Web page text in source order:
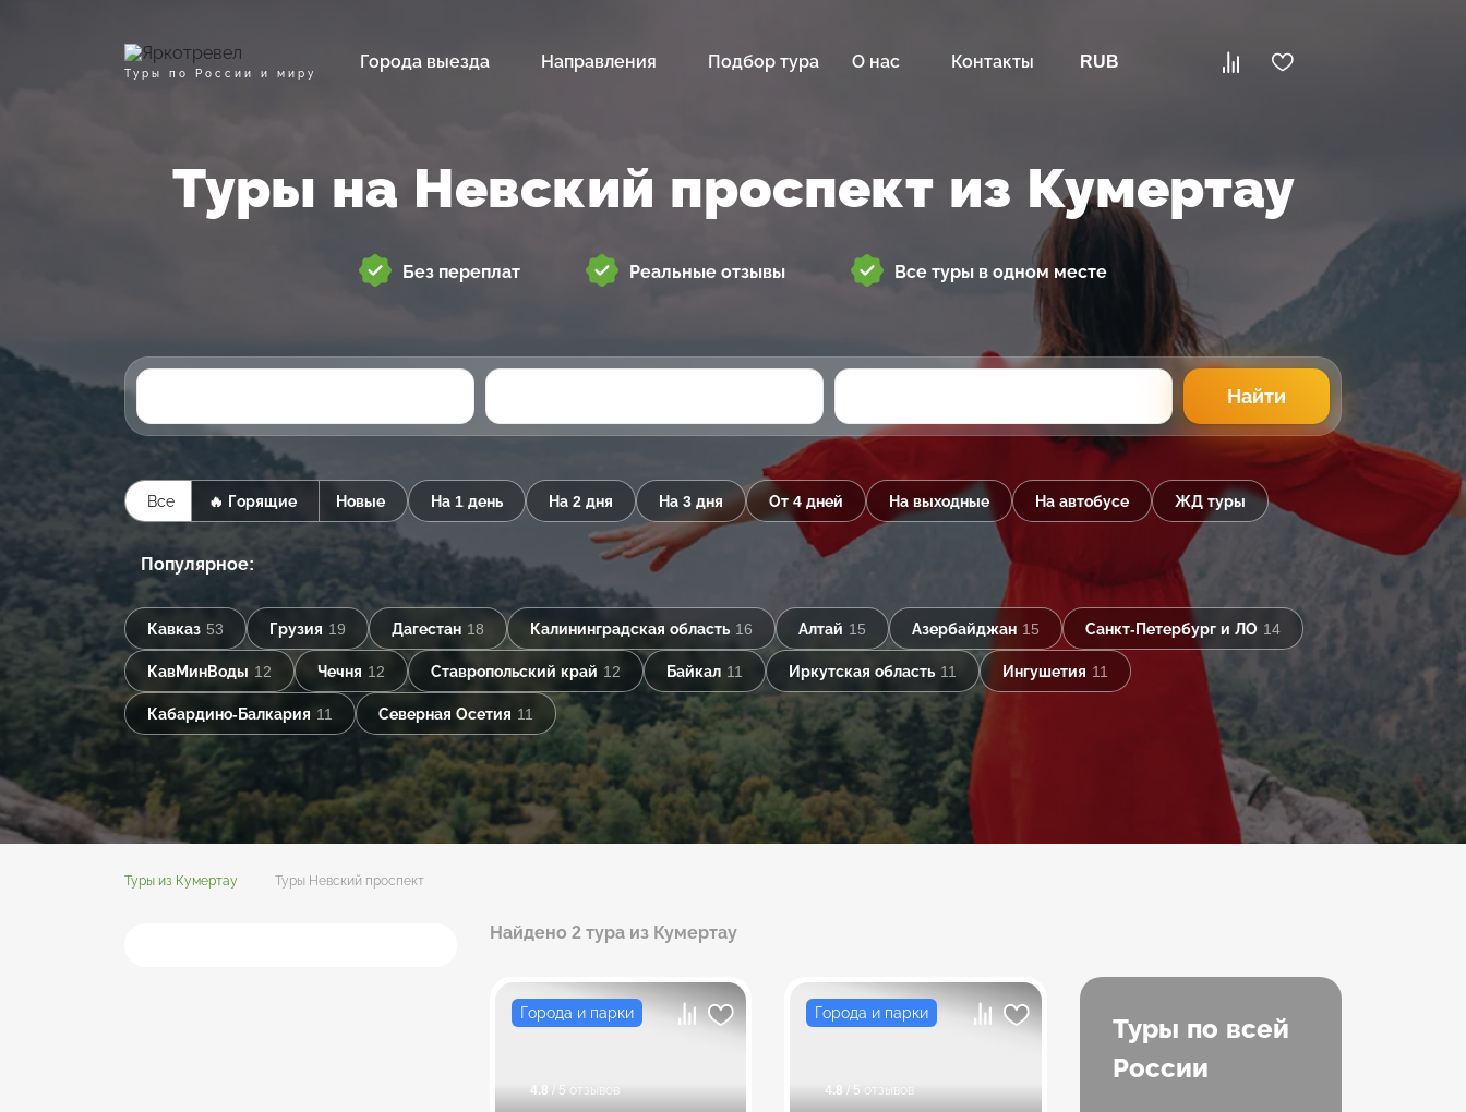
Туры по России и миру
Города выезда Направления Подбор тура О нас Контакты RUB
Туры на Невский проспект из Кумертау
Без переплат Реальные отзывы Все туры в одном месте
Найти
Все 🔥 Горящие Новые На 1 день На 2 дня На 3 дня От 4 дней На выходные На автобусе ЖД туры
Популярное:
Кавказ 53 Грузия 19 Дагестан 18 Калининградская область 16 Алтай 15 Азербайджан 15 Санкт-Петербург и ЛО 14
КавМинВоды 12 Чечня 12 Ставропольский край 12 Байкал 11 Иркутская область 11 Ингушетия 11
Кабардино-Балкария 11 Северная Осетия 11
Туры из Кумертау Туры Невский проспект
Найдено 2 тура из Кумертау
Города и парки
4.8 / 5 отзывов
Города и парки
4.8 / 5 отзывов
Туры по всей
России